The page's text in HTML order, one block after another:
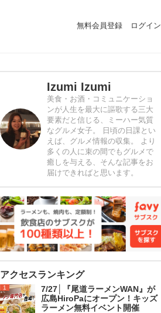
無料会員登録 ログイン
Izumi Izumi
美食・お酒・コミュニケーショ
ンが人生を最大に謳歌する三大
要素だと信じる、ミーハー気質
なグルメ女子。 日頃の日課とい
えば、グルメ情報の収集。 より
多くの人に束の間でもグルメで
癒しを与える、そんな記事をお
届けできればと思います。
アクセスランキング
1
7/27│『尾道ラーメンWAN』が
広島HiroPaにオープン！キッズ
ラーメン無料イベント開催